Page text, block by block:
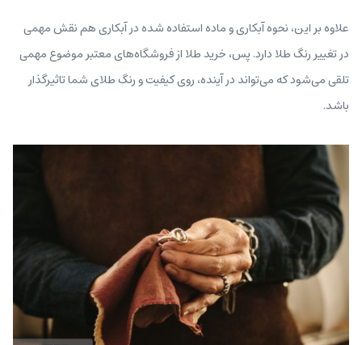
علاوه بر این، نحوه آبکاری و ماده استفاده شده در آبکاری هم نقش مهمی
در تغییر رنگ طلا دارد. پس، خرید طلا از فروشگاه‌های معتبر موضوع مهمی
تلقی می‌شود که می‌تواند در آینده، روی کیفیت و رنگ طلای شما تاثیرگذار
باشد.